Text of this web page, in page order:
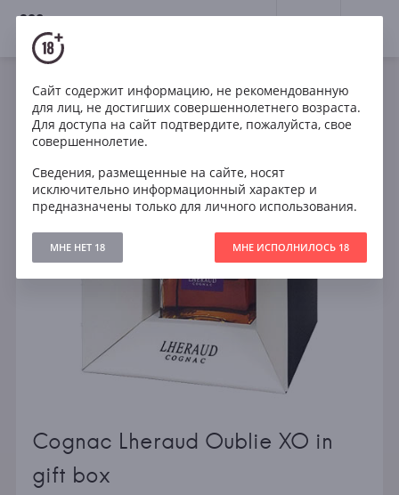
18+
Cognac Lheraud Oublie XO in
gift box
Сайт содержит информацию, не рекомендованную
для лиц, не достигших совершеннолетнего возраста.
Для доступа на сайт подтвердите, пожалуйста, свое
совершеннолетие.
Сведения, размещенные на сайте, носят
исключительно информационный характер и
предназначены только для личного использования.
МНЕ НЕТ 18 МНЕ ИСПОЛНИЛОСЬ 18